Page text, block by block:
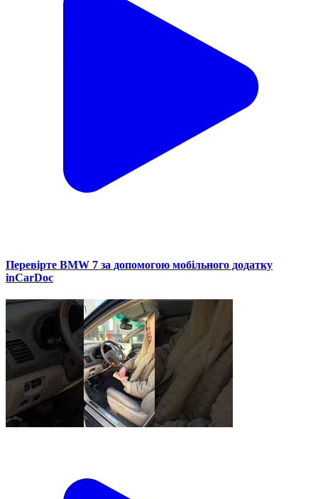
Перевірте BMW 7 за допомогою мобільного додатку
inCarDoc